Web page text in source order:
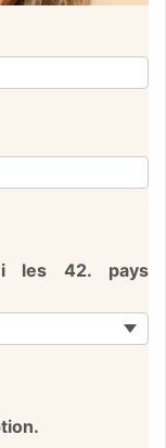
les 42. pays